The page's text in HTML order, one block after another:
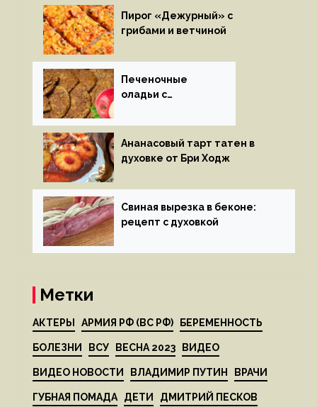
Пирог «Дежурный» с
грибами и ветчиной
Печеночные
оладьи с
Ананасовый тарт татен в
духовке от Бри Ходж
Свиная вырезка в беконе:
рецепт с духовкой
Метки
АКТЕРЫ АРМИЯ РФ (ВС РФ) БЕРЕМЕННОСТЬ
БОЛЕЗНИ ВСУ ВЕСНА 2023 ВИДЕО
ВИДЕО НОВОСТИ ВЛАДИМИР ПУТИН ВРАЧИ
ГУБНАЯ ПОМАДА ДЕТИ ДМИТРИЙ ПЕСКОВ